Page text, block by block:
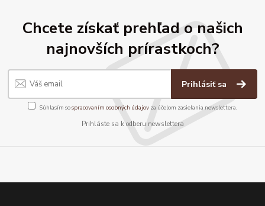
Chcete získať prehľad o našich
najnovších prírastkoch?
Prihlásiť sa
Súhlasím sospracovaním osobných údajov za účelom zasielania newslettera.
Prihláste sa k odberu newslettera